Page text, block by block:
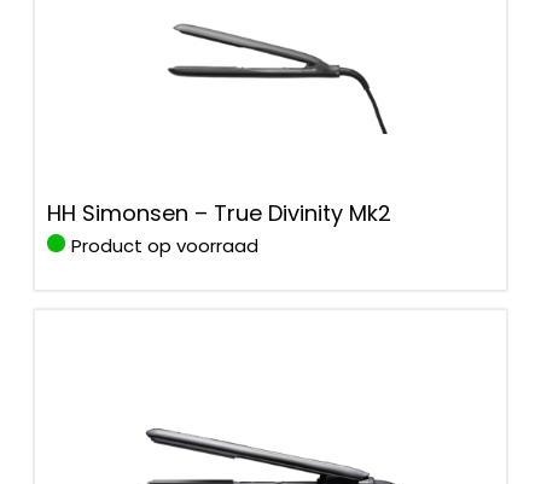
HH Simonsen – True Divinity Mk2
Product op voorraad